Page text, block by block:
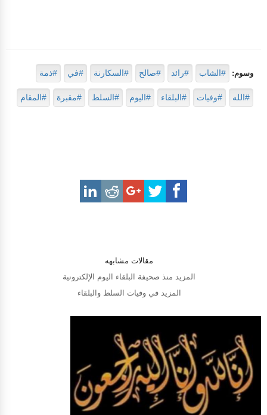
وسوم: #الشاب #رائد #صالح #السكارنة #في #ذمة
#الله #وفيات #البلقاء #اليوم #السلط #مقبرة #المقام
مقالات مشابهه
المزيد منذ صحيفة البلقاء اليوم الإلكترونية
المزيد في وفيات السلط والبلقاء